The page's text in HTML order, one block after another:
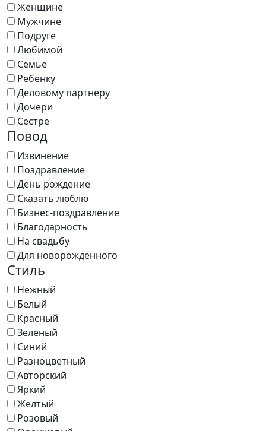
Женщине
Мужчине
Подруге
Любимой
Семье
Ребенку
Деловому партнеру
Дочери
Сестре
Повод
Извинение
Поздравление
День рождение
Сказать люблю
Бизнес-поздравление
Благодарность
На свадьбу
Для новорожденного
Стиль
Нежный
Белый
Красный
Зеленый
Синий
Разноцветный
Авторский
Яркий
Желтый
Розовый